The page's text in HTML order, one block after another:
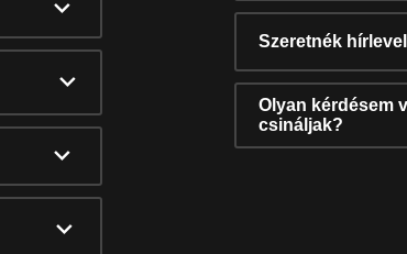
Szeretnék
Olyan kérdésem
csináljak?